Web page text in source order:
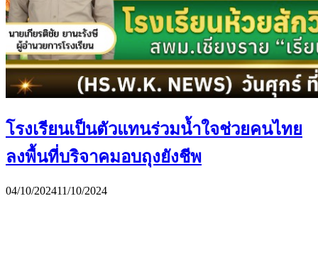
โรงเรียนเป็นตัวแทนร่วมน้ำใจช่วยคนไทย
ลงพื้นที่บริจาคมอบถุงยังชีพ
04/10/202411/10/2024